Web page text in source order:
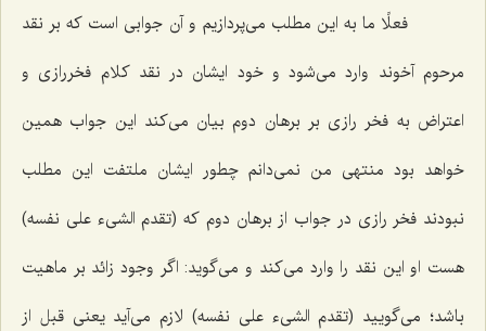
فعلًا ما به این مطلب مى‌پردازیم و آن جوابى است كه بر نقد
مرحوم آخوند وارد مى‌شود و خود ایشان در نقد كلام فخررازى و
اعتراض به فخر رازى بر برهان دوم بیان مى‌كند این جواب همین
خواهد بود منتهى من نمى‌دانم چطور ایشان ملتفت این مطلب
نبودند فخر رازى در جواب از برهان دوم كه (تقدم الشیء على نفسه)
هست او این نقد را وارد مى‌كند و مى‌گوید: اگر وجود زائد بر ماهیت
باشد؛ مى‌گویید (تقدم الشیء على نفسه) لازم مى‌آید یعنى قبل از